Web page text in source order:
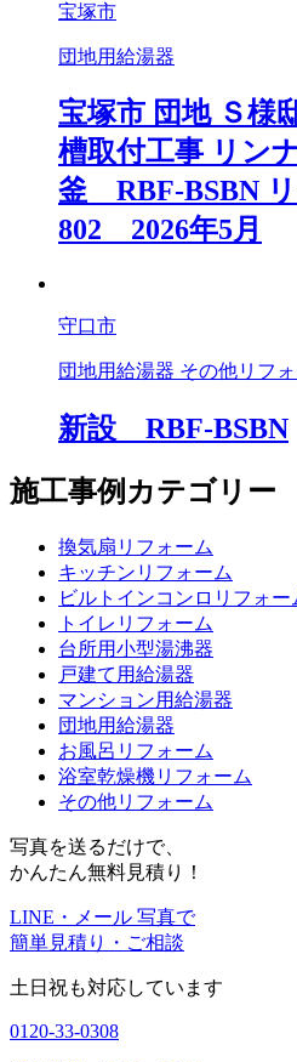
宝塚市
団地用給湯器
宝塚市 団地 Ｓ様
槽取付工事 リン
釜 RBF-BSBN
802 2026年5月
守口市
団地用給湯器 その他リフ
新設 RBF-BSBN
施工事例カテゴリー
換気扇リフォーム
キッチンリフォーム
ビルトインコンロリフォー
トイレリフォーム
台所用小型湯沸器
戸建て用給湯器
マンション用給湯器
団地用給湯器
お風呂リフォーム
浴室乾燥機リフォーム
その他リフォーム
写真を送るだけで、
かんたん無料見積り！
LINE・メール 写真で
簡単見積り・ご相談
土日祝も対応しています
0120-33-0308